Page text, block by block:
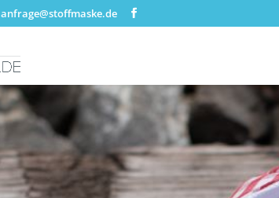
anfrage@stoffmaske.de